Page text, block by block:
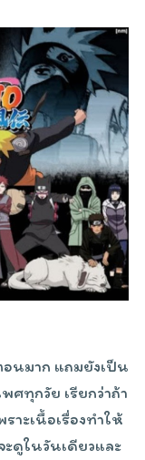
นมาก แถมยังเป็น
ศทุกวัย เรียกว่าถ้า
าะเนื้อเรื่องทำให้
ดูในวันเดียวและ